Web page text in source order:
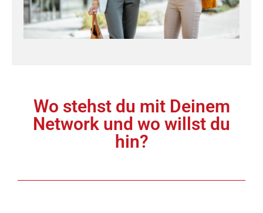
Wo stehst du mit Deinem
Network und wo willst du
hin?